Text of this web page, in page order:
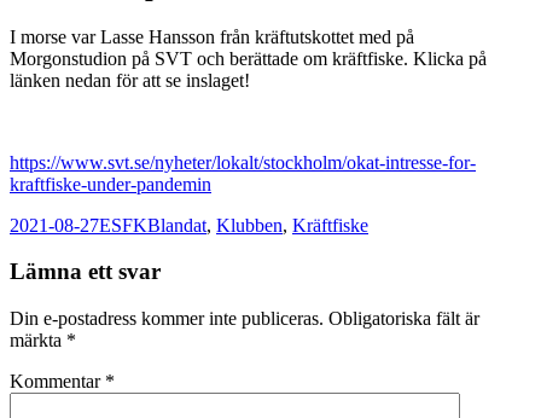
I morse var Lasse Hansson från kräftutskottet med på
Morgonstudion på SVT och berättade om kräftfiske. Klicka på
länken nedan för att se inslaget!
https://www.svt.se/nyheter/lokalt/stockholm/okat-intresse-for-
kraftfiske-under-pandemin
Postat
2021-08-27Författare
ESFKKategorier
Blandat, Klubben, Kräftfiske
Lämna ett svar
Din e-postadress kommer inte publiceras. Obligatoriska fält är
märkta *
Kommentar *